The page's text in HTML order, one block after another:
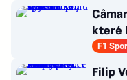
které
F1
Filip